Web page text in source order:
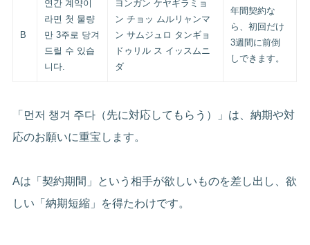
B
연간 계약이
라면 첫 물량
만 3주로 당겨
드릴 수 있습
니다.
ヨンガン ケヤギラミョ
ン チョッ ムルリャンマ
ン サムジュロ タンギョ
ドゥリル ス イッスムニ
ダ
年間契約な
ら、初回だけ
3週間に前倒
しできます。
「먼저 챙겨 주다（先に対応してもらう）」は、納期や対
応のお願いに重宝します。
Aは「契約期間」という相手が欲しいものを差し出し、欲
しい「納期短縮」を得たわけです。